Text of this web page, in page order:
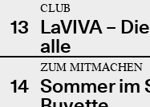
13
CLUB
LaVIVA –
alle
14
ZUM MITMACHEN
Sommer im